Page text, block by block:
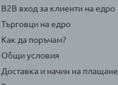
B2B вход за клиенти на едро
Търговци на едро
Как да поръчам?
Общи условия
Доставка и начин на плащане